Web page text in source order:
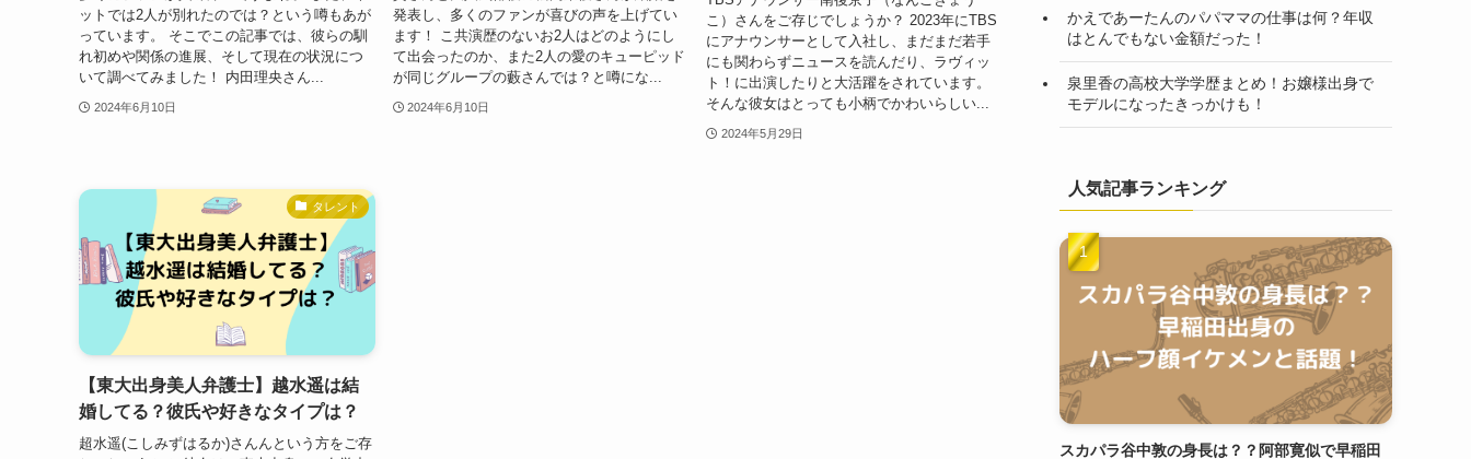
ットでは2人が別れたのでは？という噂もあが
っています。 そこでこの記事では、彼らの馴
れ初めや関係の進展、そして現在の状況につ
いて調べてみました！ 内田理央さん...
2024年6月10日
発表し、多くのファンが喜びの声を上げてい
ます！ こ共演歴のないお2人はどのようにし
て出会ったのか、また2人の愛のキューピッド
が同じグループの藪さんでは？と噂にな...
2024年6月10日
こ）さんをご存じでしょうか？ 2023年にTBS
にアナウンサーとして入社し、まだまだ若手
にも関わらずニュースを読んだり、ラヴィッ
ト！に出演したりと大活躍をされています。
そんな彼女はとっても小柄でかわいらしい...
2024年5月29日
タレント
【東大出身美人弁護士】越水遥は結
婚してる？彼氏や好きなタイプは？
超水遥(こしみずはるか)さんんという方をご存
かえであーたんのパパママの仕事は何？年収
はとんでもない金額だった！
泉里香の高校大学学歴まとめ！お嬢様出身で
モデルになったきっかけも！
人気記事ランキング
スカパラ谷中敦の身長は？？阿部寛似で早稲田